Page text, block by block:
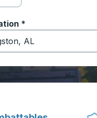
options de
*
à saisir la ville de